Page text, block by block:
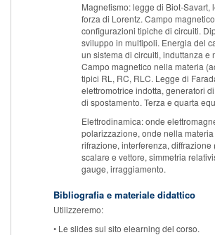
Magnetismo: legge di Biot-Savart,
forza di Lorentz. Campo
configurazioni tipiche di circuiti.
sviluppo in multipoli. Energia del
un sistema di circuiti, induttanza e
Campo magnetico nella materia
tipici RL, RC, RLC. Legge di
elettromotrice indotta, generatori
di spostamento. Terza e quarta
Elettrodinamica: onde
polarizzazione, onde nella
rifrazione, interferenza, diffrazione
scalare e vettore, simmetria
gauge, irraggiamento.
Bibliografia e materiale didattico
Utilizzeremo:
• Le slides sul sito elearning del corso.